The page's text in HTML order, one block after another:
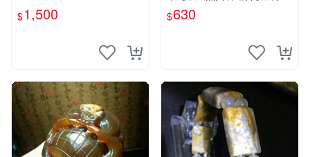
$1,500
48元超值特惠！ 桂花 石頭 和
田玉
$630